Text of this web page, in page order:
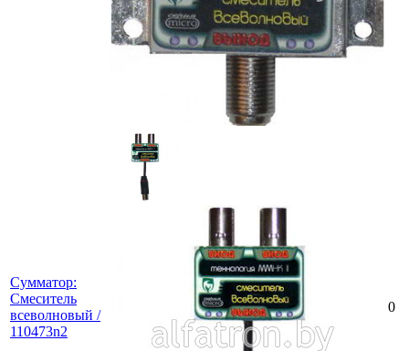
Сумматор:
Смеситель
всеволновый /
110473n2
0